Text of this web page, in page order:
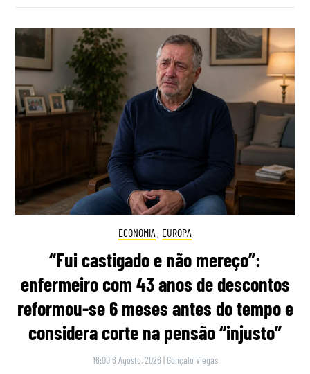
ECONOMIA , EUROPA
“Fui castigado e não mereço”:
enfermeiro com 43 anos de descontos
reformou-se 6 meses antes do tempo e
considera corte na pensão “injusto”
16:00 6 Agosto, 2026 | Gonçalo Viegas